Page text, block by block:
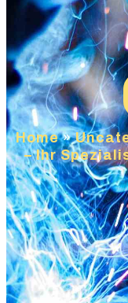
Home»
– Ihr